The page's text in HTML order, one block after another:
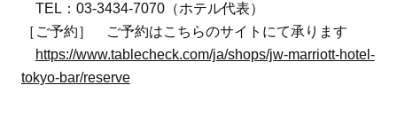
TEL：03-3434-7070（ホテル代表）
［ご予約］ ご予約はこちらのサイトにて承ります
https://www.tablecheck.com/ja/shops/jw-marriott-hotel-
tokyo-bar/reserve